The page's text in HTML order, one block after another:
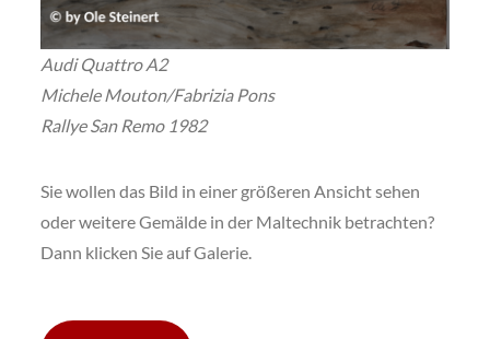
Audi Quattro A2
Michele Mouton/Fabrizia Pons
Rallye San Remo 1982
Sie wollen das Bild in einer größeren Ansicht sehen
oder weitere Gemälde in der Maltechnik betrachten?
Dann klicken Sie auf Galerie.